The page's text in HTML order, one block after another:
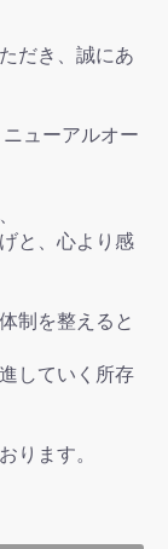
だき、誠にあ
ューアルオー
と、心より感
制を整えると
していく所存
ります。